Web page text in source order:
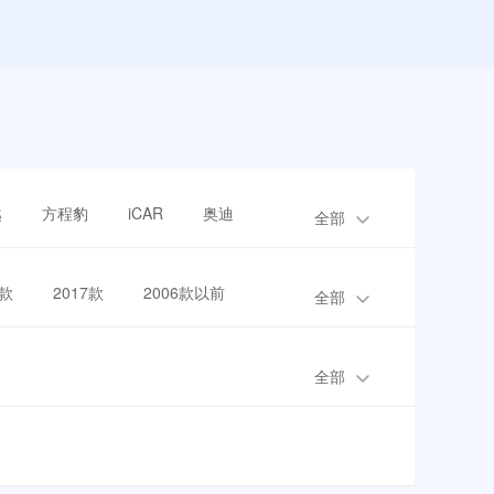
方程豹 iCAR 奥迪 全部
2017款 2006款以前 全部
全部